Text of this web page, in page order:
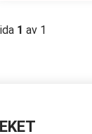
1 av 1